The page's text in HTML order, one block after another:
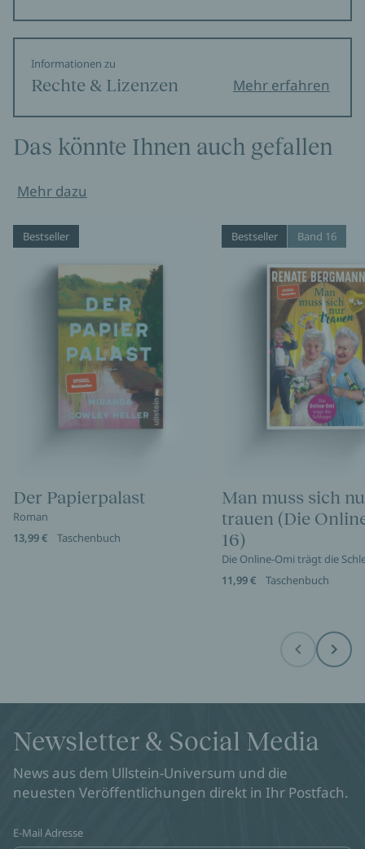
Informationen zu
Rechte & Lizenzen Mehr erfahren
Das könnte Ihnen auch gefallen
Mehr dazu
Bestseller
Der Papierpalast
Roman
13,99 €
Taschenbuch
Bestseller Band 16
Man muss sich
trauen (Die
16)
Die Online-Omi trägt die
11,99 €
Taschenbuch
Before Next
Newsletter & Social Media
News aus dem Ullstein-Universum und die
neuesten Veröffentlichungen direkt in Ihr Postfach.
E-Mail Adresse